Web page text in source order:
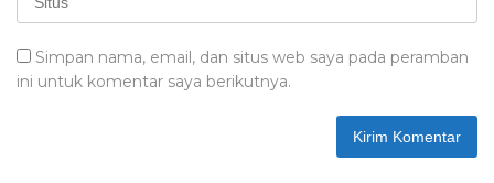
Simpan nama, email, dan situs web saya pada peramban
ini untuk komentar saya berikutnya.